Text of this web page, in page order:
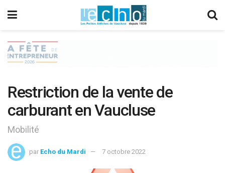
Restriction de la vente de
carburant en Vaucluse
Mobilité
par Echo du Mardi 7 octobre 2022